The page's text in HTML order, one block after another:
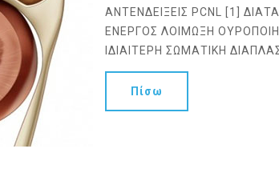
ΑΝΤΕΝΔΕΙΞΕΙΣ PCNL [1]
ΕΝΕΡΓΟΣ ΛΟΙΜΩΞΗ
ΙΔΙΑΙΤΕΡΗ ΣΩΜΑΤΙΚΗ
Πίσω